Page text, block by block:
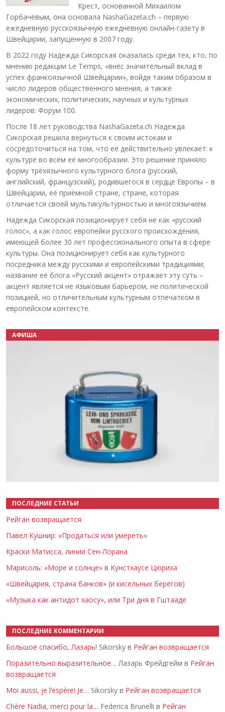
Крест, основанной Михаилом
Горбачёвым, она основала NashaGazeta.ch – первую
ежедневную русскоязычную ежедневную онлайн-газету в
Швейцарии, запущенную в 2007 году.
В 2022 году Надежда Сикорская оказалась среди тех, кто, по
мнению редакции Le Temps, «внёс значительный вклад в
успех франкоязычной Швейцарии», войдя таким образом в
число лидеров общественного мнения, а также
экономических, политических, научных и культурных
лидеров: Форум 100.
После 18 лет руководства NashaGazeta.ch Надежда
Сикорская решила вернуться к своим истокам и
сосредоточиться на том, что её действительно увлекает: к
культуре во всём её многообразии. Это решение приняло
форму трёхязычного культурного блога (русский,
английский, французский), родившегося в сердце Европы – в
Швейцарии, её приёмной стране, стране, которая
отличается своей мультикультурностью и многоязычием.
Надежда Сикорская позиционирует себя не как «русский
голос», а как голос европейки русского происхождения,
имеющей более 30 лет профессионального опыта в сфере
культуры. Она позиционирует себя как культурного
посредника между русскими и европейскими традициями;
название её блога «Русский акцент» отражает эту суть –
акцент является не языковым барьером, не политической
позицией, но отличительным культурным отпечатком в
европейском контексте.
АФИША
ПОСЛЕДНИЕ СТАТЬИ
Рейган возвращается
Павел Кушнир: «Продаться или умереть»
Краски Матисса, линии Сен-Лорана
Марисоль: «Море и солнце» в Кунстхаусе Цюриха
«Швейцария, страна банков» (и кисельных берегов)
«Музыка как антидот хаосу», или Три дня в Гштааде
ПОСЛЕДНИЕ КОММЕНТАРИИ
Большое спасибо, Лазарь! Sikorsky в Рейган возвращается
Поразительно выразительное… Лазарь Фрейдгейм в Рейган
возвращается
Moi aussi, je l’espère! Je… Sikorsky в Рейган возвращается
Chère Nadia, merci pour la… Federica Brunelli в Рейган